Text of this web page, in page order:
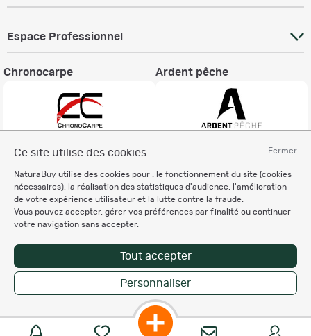
Fermer
Ce site utilise des cookies
NaturaBuy utilise des cookies pour : le fonctionnement du site (cookies
nécessaires), la réalisation des statistiques d'audience, l'amélioration
de votre expérience utilisateur et la lutte contre la fraude.
Vous pouvez accepter, gérer vos préférences par finalité ou continuer
votre navigation sans accepter.
Tout accepter
Personnaliser
Espace Professionnel
Chronocarpe Ardent pêche
Charte éthique
Mentions légales
Règlement & Conditions d'utilisation
Politique de protection
des données personnelles
Personnalisation des cookies
Copyright © 2007-2026 NaturaBuy. Tous droits réservés. N°CNIL: 1239459.
Les marques commerciales mentionnées appartiennent à leurs propriétaires
respectifs in 0.032 s
Suggestions de recherche